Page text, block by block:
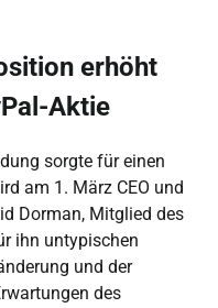
erhöht
Aktie
sorgte für einen
am 1. März CEO und
Dorman, Mitglied des
ihn untypischen
und der
des